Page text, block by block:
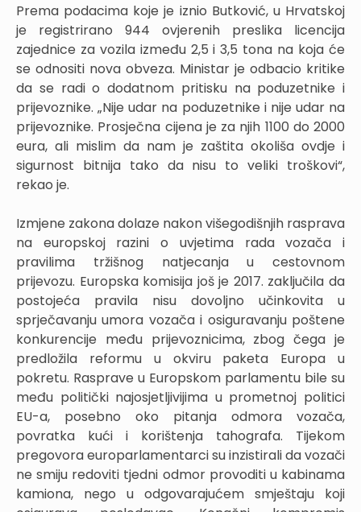
Prema podacima koje je iznio Butković, u Hrvatskoj
je registrirano 944 ovjerenih preslika licencija
zajednice za vozila između 2,5 i 3,5 tona na koja će
se odnositi nova obveza. Ministar je odbacio kritike
da se radi o dodatnom pritisku na poduzetnike i
prijevoznike. „Nije udar na poduzetnike i nije udar na
prijevoznike. Prosječna cijena je za njih 1100 do 2000
eura, ali mislim da nam je zaštita okoliša ovdje i
sigurnost bitnija tako da nisu to veliki troškovi“,
rekao je.
Izmjene zakona dolaze nakon višegodišnjih rasprava
na europskoj razini o uvjetima rada vozača i
pravilima tržišnog natjecanja u cestovnom
prijevozu. Europska komisija još je 2017. zaključila da
postojeća pravila nisu dovoljno učinkovita u
sprječavanju umora vozača i osiguravanju poštene
konkurencije među prijevoznicima, zbog čega je
predložila reformu u okviru paketa Europa u
pokretu. Rasprave u Europskom parlamentu bile su
među politički najosjetljivijima u prometnoj politici
EU-a, posebno oko pitanja odmora vozača,
povratka kući i korištenja tahografa. Tijekom
pregovora europarlamentarci su inzistirali da vozači
ne smiju redoviti tjedni odmor provoditi u kabinama
kamiona, nego u odgovarajućem smještaju koji